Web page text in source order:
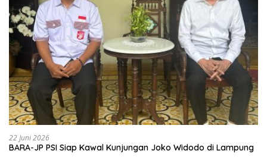
22 Juni 2026
BARA-JP PSI Siap Kawal Kunjungan Joko Widodo di Lampung